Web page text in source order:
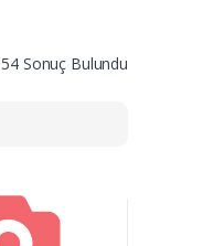
54 Sonuç Bulundu